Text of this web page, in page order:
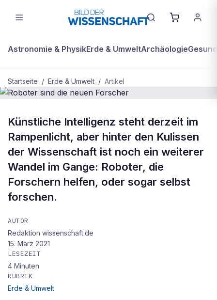
Astronomie & PhysikErde & UmweltArchäologie
Startseite / Erde & Umwelt / Artikel
BDW Plus ERDE & UMWELT
Roboter sind die neuen Forscher
Künstliche Intelligenz steht derzeit im
Rampenlicht, aber hinter den Kulissen
der Wissenschaft ist noch ein weiterer
Wandel im Gange: Roboter, die
Forschern helfen, oder sogar selbst
forschen.
AUTOR
Redaktion wissenschaft.de
15. März 2021
LESEZEIT
4 Minuten
RUBRIK
Erde & Umwelt